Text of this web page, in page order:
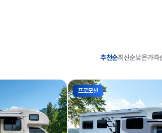
추천순최신순낮은가격
프로모션